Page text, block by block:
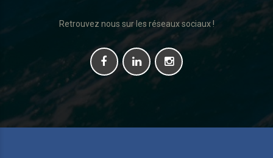
Retrouvez nous sur les réseaux sociaux !